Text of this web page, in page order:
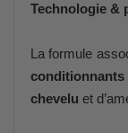
Technologie &
La formule
conditionnants
chevelu et